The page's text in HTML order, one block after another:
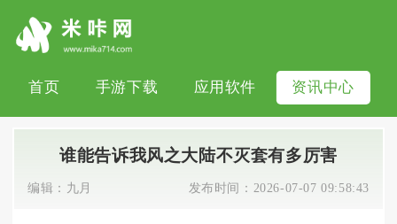
首页 手游下载 应用软件 资讯中心
谁能告诉我风之大陆不灭套有多厉害
编辑： 九月 发布时间： 2026-07-07 09:58:43